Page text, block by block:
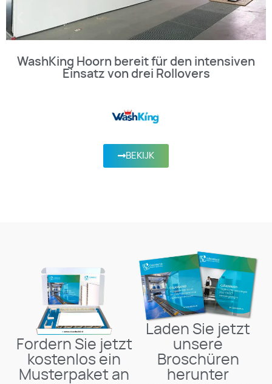
WashKing Hoorn bereit für den intensiven
Einsatz von drei Rollovers
BEKIJK
Fordern Sie jetzt
kostenlos ein
Musterpaket an
Laden Sie jetzt
unsere
Broschüren
herunter